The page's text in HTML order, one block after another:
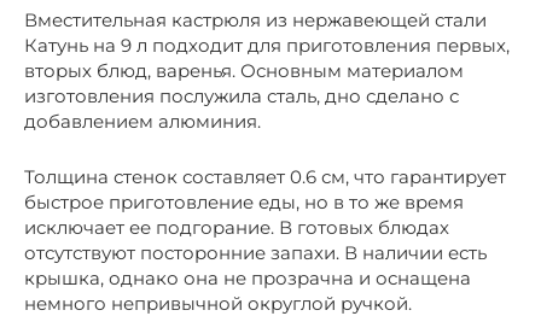
Вместительная кастрюля из нержавеющей стали
Катунь на 9 л подходит для приготовления первых,
вторых блюд, варенья. Основным материалом
изготовления послужила сталь, дно сделано с
добавлением алюминия.
Толщина стенок составляет 0.6 см, что гарантирует
быстрое приготовление еды, но в то же время
исключает ее подгорание. В готовых блюдах
отсутствуют посторонние запахи. В наличии есть
крышка, однако она не прозрачна и оснащена
немного непривычной округлой ручкой.